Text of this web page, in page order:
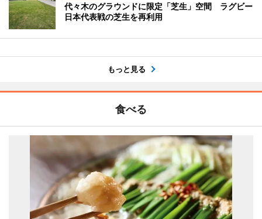
代々木のグラウンドに限定「芝生」空間 ラグビー
日本代表戦の芝生を再利用
もっと見る
食べる